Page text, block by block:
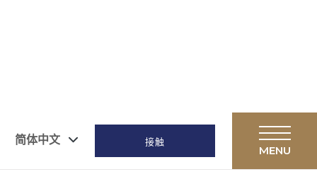
简体中文 接触